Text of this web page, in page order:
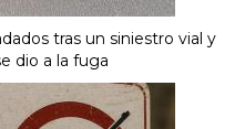
tras un siniestro vial y
dio a la fuga